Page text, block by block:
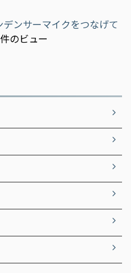
ンサーマイクをつなげて
のビュー